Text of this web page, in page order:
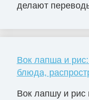
делают
Вок лапша и
блюда,
Вок лапшу и рис